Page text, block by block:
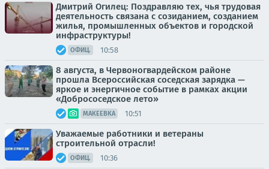
Дмитрий Огилец: Поздравляю тех, чья трудовая
деятельность связана с созиданием, созданием
жилья, промышленных объектов и городской
инфраструктуры!
ОФИЦ. 10:58
8 августа, в Червоногвардейском районе
прошла Всероссийская соседская зарядка —
яркое и энергичное событие в рамках акции
«Добрососедское лето»
МАКЕЕВКА 10:51
Уважаемые работники и ветераны
строительной отрасли!
ОФИЦ. 10:36